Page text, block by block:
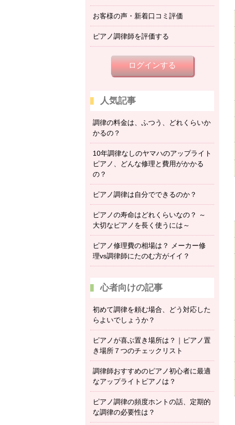
お客様の声・新着口コミ評価
ピアノ調律師を評価する
ログインする
人気記事
調律の料金は、ふつう、どれくらいか
かるの？
10年調律なしのヤマハのアップライト
ピアノ、どんな修理と費用がかかる
の？
ピアノ調律は自分でできるのか？
ピアノの寿命はどれくらいなの？ ～
大切なピアノを長く使うには～
ピアノ修理費の相場は？ メーカー修
理vs調律師にたのむ方がイイ？
心者向けの記事
初めて調律を頼む場合、どう対応した
らよいでしょうか？
ピアノが喜ぶ置き場所は？｜ピアノ置
き場所７つのチェックリスト
調律師おすすめのピアノ初心者に最適
なアップライトピアノは？
ピアノ調律の頻度ホントの話、定期的
な調律の必要性は？